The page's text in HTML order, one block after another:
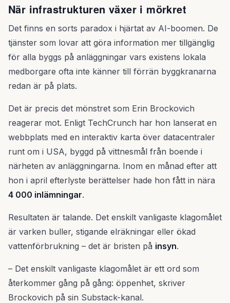
När infrastrukturen växer i mörkret
Det finns en sorts paradox i hjärtat av AI-boomen. De
tjänster som lovar att göra information mer tillgänglig
för alla byggs på anläggningar vars existens lokala
medborgare ofta inte känner till förrän byggkranarna
redan är på plats.
Det är precis det mönstret som Erin Brockovich
reagerar mot. Enligt TechCrunch har hon lanserat en
webbplats med en interaktiv karta över datacentraler
runt om i USA, byggd på vittnesmål från boende i
närheten av anläggningarna. Inom en månad efter att
hon i april efterlyste berättelser hade hon fått in nära
4 000 inlämningar.
Resultaten är talande. Det enskilt vanligaste klagomålet
är varken buller, stigande elräkningar eller ökad
vattenförbrukning – det är bristen på insyn.
– Det enskilt vanligaste klagomålet är ett ord som
återkommer gång på gång: öppenhet, skriver
Brockovich på sin Substack-kanal.